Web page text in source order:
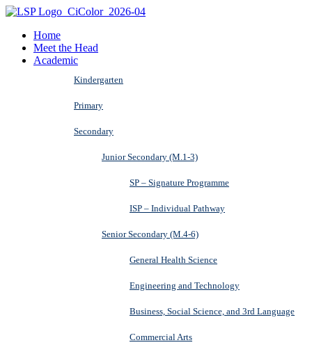
Home
Meet the Head
Academic
Kindergarten
Primary
Secondary
Junior Secondary (M.1-3)
SP – Signature Programme
ISP – Individual Pathway
Senior Secondary (M.4-6)
General Health Science
Engineering and Technology
Business, Social Science, and 3rd Language
Commercial Arts